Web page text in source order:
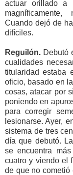
actuar orillado a
Cuando dejó de
difíciles.
Reguilón. Debutó
cualidades
titularidad estaba
oficio, basado en
cosas, atacar por
poniendo en
para corregir
lesionarse. Ayer,
sistema de tres
día que debutó.
se encuentra
cuatro y viendo el
de que no cometió